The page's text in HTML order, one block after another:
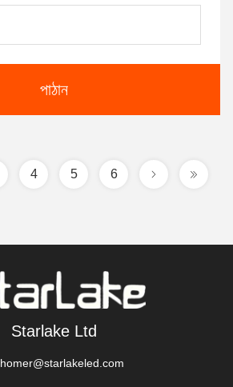
পাঠান
4 5 6
Starlake Ltd
homer@starlakeled.com